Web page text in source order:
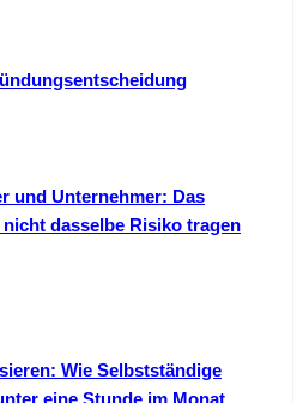
und Unternehmer: Das
dasselbe Risiko tragen
Wie Selbstständige